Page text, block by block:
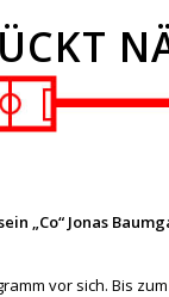
„Co“ Jonas
vor sich. Bis